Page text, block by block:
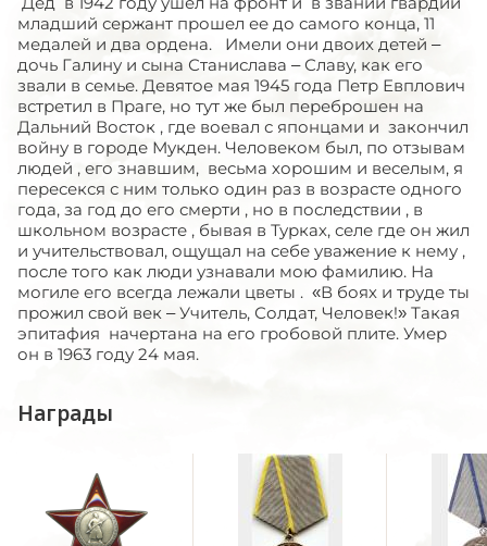
младший сержант прошел ее до самого конца, 11
медалей и два ордена. Имели они двоих детей –
дочь Галину и сына Станислава – Славу, как его
звали в семье. Девятое мая 1945 года Петр Евплович
встретил в Праге, но тут же был переброшен на
Дальний Восток , где воевал с японцами и закончил
войну в городе Мукден. Человеком был, по отзывам
людей , его знавшим, весьма хорошим и веселым, я
пересекся с ним только один раз в возрасте одного
года, за год до его смерти , но в последствии , в
школьном возрасте , бывая в Турках, селе где он жил
и учительствовал, ощущал на себе уважение к нему ,
после того как люди узнавали мою фамилию. На
могиле его всегда лежали цветы . «В боях и труде ты
прожил свой век – Учитель, Солдат, Человек!» Такая
эпитафия начертана на его гробовой плите. Умер
он в 1963 году 24 мая.
Награды